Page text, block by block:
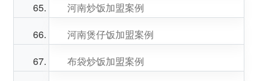
河南炒饭加盟案例
河南煲仔饭加盟案例
布袋炒饭加盟案例